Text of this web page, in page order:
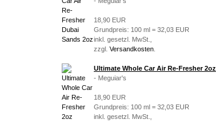
18,90 EUR
Grundpreis: 100 ml = 32,03 EUR
inkl. gesetzl. MwSt.,
zzgl. Versandkosten
Ultimate Whole Car Air Re-Fresher 2oz
- Meguiar's
18,90 EUR
Grundpreis: 100 ml = 32,03 EUR
inkl. gesetzl. MwSt.,